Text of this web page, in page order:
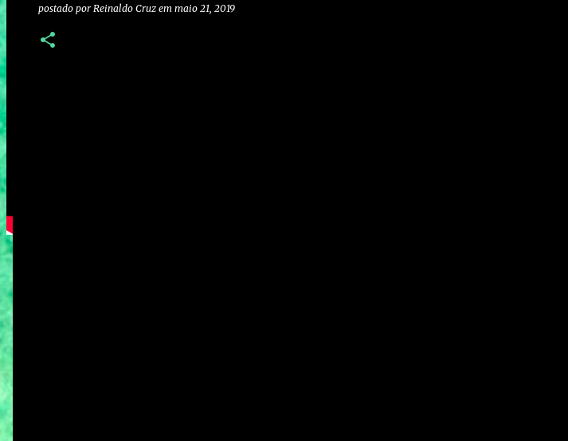
postado por Reinaldo Cruz em maio 21, 2019